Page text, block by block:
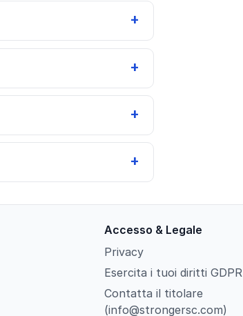
Accesso & Legale
Privacy
Esercita i tuoi diritti GDPR
Contatta il titolare
(info@strongersc.com)